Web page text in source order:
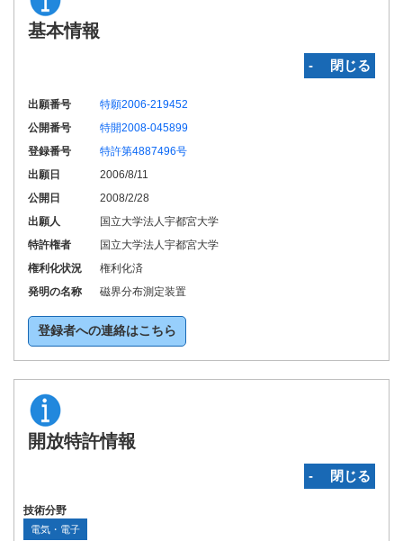
基本情報
‐ 閉じる
出願番号
特願2006-219452
公開番号
特開2008-045899
登録番号
特許第4887496号
出願日
2006/8/11
公開日
2008/2/28
出願人
国立大学法人宇都宮大学
特許権者
国立大学法人宇都宮大学
権利化状況
権利化済
発明の名称
磁界分布測定装置
登録者への連絡はこちら
開放特許情報
‐ 閉じる
技術分野
電気・電子